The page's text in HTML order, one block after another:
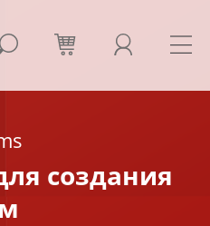
создания